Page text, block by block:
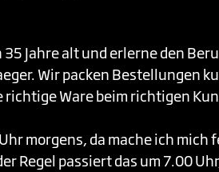
35 Jahre alt und erlerne den
Wir packen Bestellungen
richtige Ware beim richtigen
morgens, da mache ich mich
Regel passiert das um 7.00